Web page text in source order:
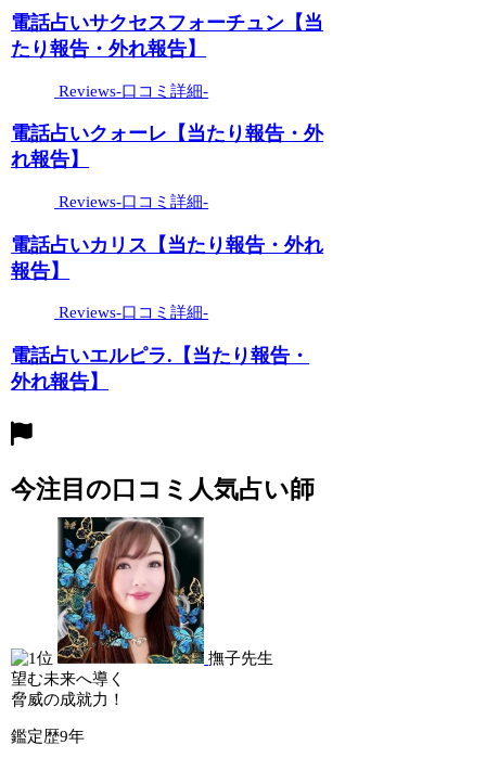
電話占いサクセスフォーチュン【当
たり報告・外れ報告】
Reviews-口コミ詳細-
電話占いクォーレ【当たり報告・外
れ報告】
Reviews-口コミ詳細-
電話占いカリス【当たり報告・外れ
報告】
Reviews-口コミ詳細-
電話占いエルピラ.【当たり報告・
外れ報告】
今注目の口コミ人気占い師
撫子先生
望む未来へ導く
脅威の成就力！
鑑定歴9年